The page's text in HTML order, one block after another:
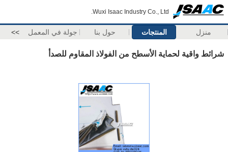
Wuxi Isaac Industry Co., Ltd.
منزل المنتجات حول بنا جولة في المعمل >>
شرائط واقية لحماية الأسطح من الفولاذ المقاوم للصدأ